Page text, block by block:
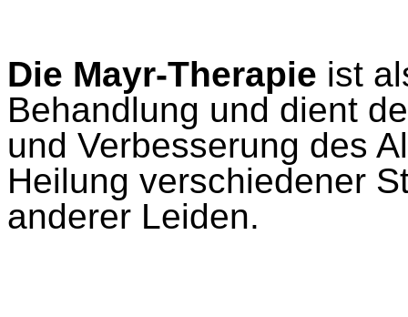
Die Mayr-Therapie ist
Behandlung und dient
und Verbesserung des
Heilung verschiedener
anderer Leiden.